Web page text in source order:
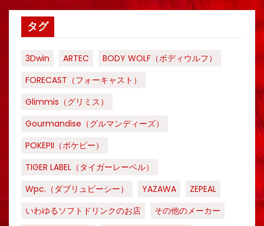
タグ
3Dwin ARTEC
BODY WOLF（ボディウルフ）
FORECAST（フォーキャスト）
Glimmis（グリミス）
Gourmandise（グルマンディーズ）
POKEPII（ポケピー）
TIGER LABEL（タイガーレーベル）
Wpc.（ダブリュピーシー）
YAZAWA
ZEPEAL
いわゆるソフトドリンクのお店
その他のメーカー